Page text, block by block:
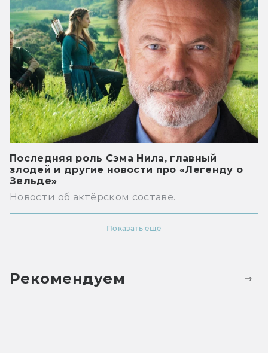
Последняя роль Сэма Нила, главный
злодей и другие новости про «Легенду о
Зельде»
Новости об актёрском составе.
Показать ещё
Рекомендуем